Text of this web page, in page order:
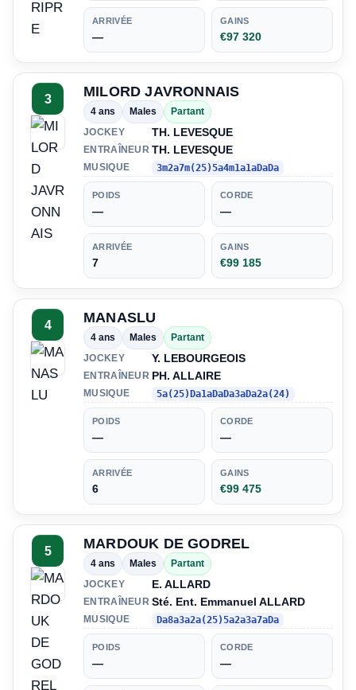
ARRIVÉE
—
GAINS
€97 320
3 MILORD JAVRONNAIS
4 ans Males
Partant
JOCKEY
TH. LEVESQUE
ENTRAÎNEUR TH. LEVESQUE
MUSIQUE 3m2a7m(25)5a4m1a1aDaDa
POIDS
—
CORDE
—
ARRIVÉE
7
GAINS
€99 185
4 MANASLU
4 ans Males
Partant
JOCKEY
Y. LEBOURGEOIS
ENTRAÎNEUR PH. ALLAIRE
MUSIQUE 5a(25)Da1aDaDa3aDa2a(24)
POIDS
—
CORDE
—
ARRIVÉE
6
GAINS
€99 475
5 MARDOUK DE GODREL
4 ans Males
Partant
JOCKEY
E. ALLARD
ENTRAÎNEUR Sté. Ent. Emmanuel ALLARD
MUSIQUE Da8a3a2a(25)5a2a3a7aDa
POIDS
—
CORDE
—